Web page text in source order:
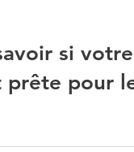
si votre
pour le